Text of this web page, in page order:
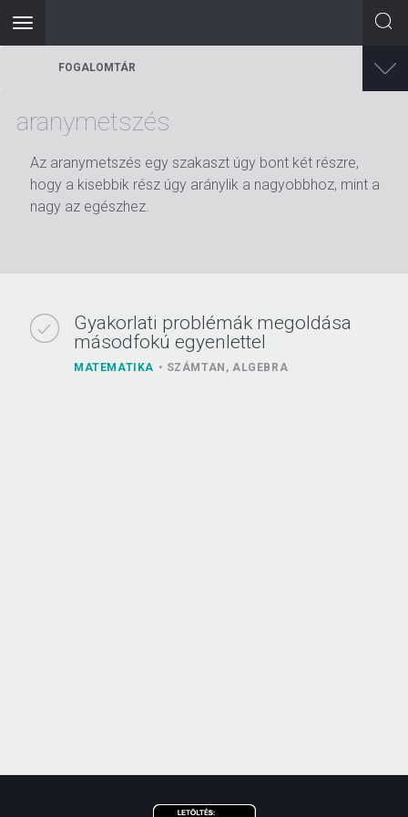
Toggle
navigation
FOGALOMTÁR
aranymetszés
Az aranymetszés egy szakaszt úgy bont két részre,
hogy a kisebbik rész úgy aránylik a nagyobbhoz, mint a
nagy az egészhez.
Gyakorlati problémák megoldása
másodfokú egyenlettel
MATEMATIKA SZÁMTAN, ALGEBRA